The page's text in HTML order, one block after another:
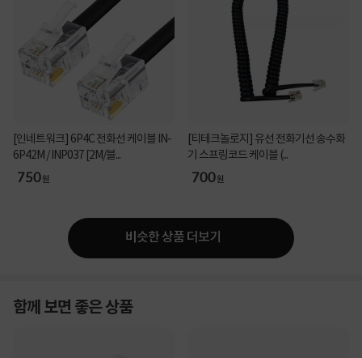
[인네트워크] 6P4C 전화선 케이블 IN-
6P42M / INP037 [2M/블...
750원
[티테크놀로지] 유선 전화기선 송수화
기 스프링코드 케이블 (...
700원
비슷한 상품 더보기
함께 보면 좋은 상품